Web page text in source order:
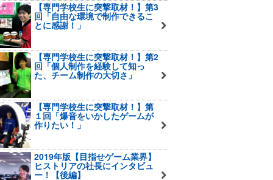
【専門学校生に突撃取材！】第3
回「自由な環境で制作できるこ
とに感謝！」
【専門学校生に突撃取材！】第2
回「個人制作を経験して知っ
た、チーム制作の大切さ」
【専門学校生に突撃取材！】第
１回「爆音をいかしたゲームが
作りたい！」
2019年版【目指せゲーム業界】
ヒストリアの社長にインタビュ
ー！【後編】